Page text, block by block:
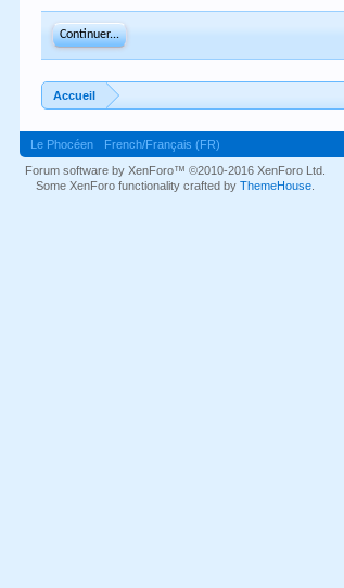
Continuer...
Accueil
Le Phocéen French/Français (FR)
Forum software by XenForo™©2010-2016 XenForo Ltd.
Some XenForo functionality crafted byThemeHouse